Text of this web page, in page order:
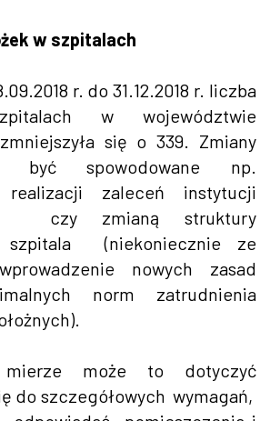
w szpitalach
r. do 31.12.2018 r. liczba
w województwie
się o 339. Zmiany
być spowodowane np.
realizacji zaleceń instytucji
czy zmianą struktury
szpitala (niekoniecznie ze
nowych zasad
norm zatrudnienia
może to dotyczyć
do szczegółowych wymagań,